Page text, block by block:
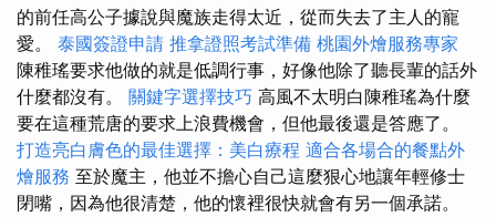
的前任高公子據說與魔族走得太近，從而失去了主人的寵
愛。 泰國簽證申請 推拿證照考試準備 桃園外燴服務專家
陳稚瑤要求他做的就是低調行事，好像他除了聽長輩的話外
什麼都沒有。 關鍵字選擇技巧 高風不太明白陳稚瑤為什麼
要在這種荒唐的要求上浪費機會，但他最後還是答應了。
打造亮白膚色的最佳選擇：美白療程 適合各場合的餐點外
燴服務 至於魔主，他並不擔心自己這麼狠心地讓年輕修士
閉嘴，因為他很清楚，他的懷裡很快就會有另一個承諾。